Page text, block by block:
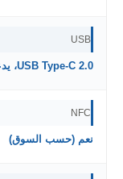
USB
USB Type-C 2.0، يدعم OTG
NFC
نعم (حسب السوق)